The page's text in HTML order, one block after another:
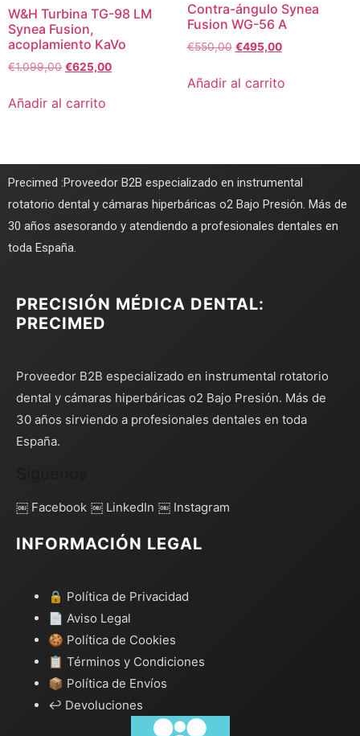
W&H Turbina TG-98 LM
Synea Fusion,
acoplamiento KaVo
€1.099,00 €625,00
Añadir al carrito
Contra-ángulo Synea
Fusion WG-56 A
€550,00 €495,00
Añadir al carrito
Precimed :Proveedor B2B especializado en instrumental
rotatorio dental y cámaras hiperbáricas o2 Bajo Presión. Más de
30 años asesorando y atendiendo a profesionales dentales en
toda España.
PRECISIÓN MÉDICA DENTAL:
PRECIMED
Proveedor B2B especializado en instrumental rotatorio
dental y cámaras hiperbáricas o2 Bajo Presión. Más de
30 años sirviendo a profesionales dentales en toda
España.
￼ Facebook ￼ LinkedIn ￼ Instagram
INFORMACIÓN LEGAL
🔒 Política de Privacidad
📄 Aviso Legal
🍪 Política de Cookies
📋 Términos y Condiciones
📦 Política de Envíos
↩️ Devoluciones